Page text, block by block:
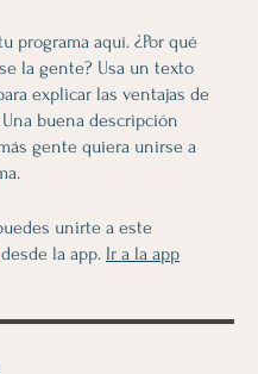
programa aquí. ¿Por qué
la gente? Usa un texto
explicar las ventajas de
buena descripción
gente quiera unirse a
unirte a este
la app. Ir a la app